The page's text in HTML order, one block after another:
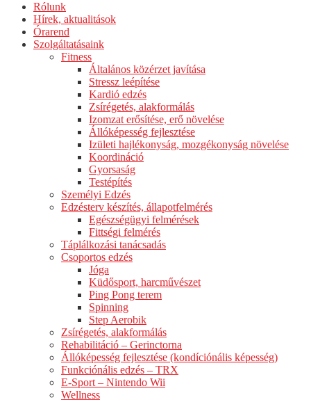
Rólunk
Hírek, aktualitások
Órarend
Szolgáltatásaink
Fitness
Általános közérzet javítása
Stressz leépítése
Kardió edzés
Zsírégetés, alakformálás
Izomzat erősítése, erő növelése
Állóképesség fejlesztése
Izületi hajlékonyság, mozgékonyság növelése
Koordináció
Gyorsaság
Testépítés
Személyi Edzés
Edzésterv készítés, állapotfelmérés
Egészségügyi felmérések
Fittségi felmérés
Táplálkozási tanácsadás
Csoportos edzés
Jóga
Küdősport, harcművészet
Ping Pong terem
Spinning
Step Aerobik
Zsírégetés, alakformálás
Rehabilitáció – Gerinctorna
Állóképesség fejlesztése (kondíciónális képesség)
Funkciónális edzés – TRX
E-Sport – Nintendo Wii
Wellness